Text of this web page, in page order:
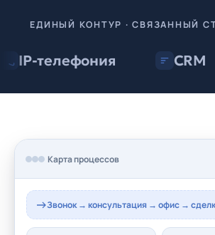
ЕДИНЫЙ КОНТУР · СВЯЗАННЫЙ
IP-телефония CRM
Карта процессов
Звонок → консультация → офис →